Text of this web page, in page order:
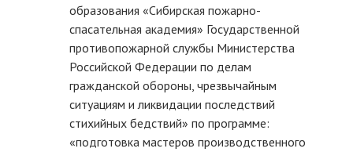
образования «Сибирская пожарно-
спасательная академия» Государственной
противопожарной службы Министерства
Российской Федерации по делам
гражданской обороны, чрезвычайным
ситуациям и ликвидации последствий
стихийных бедствий» по программе:
«подготовка мастеров производственного